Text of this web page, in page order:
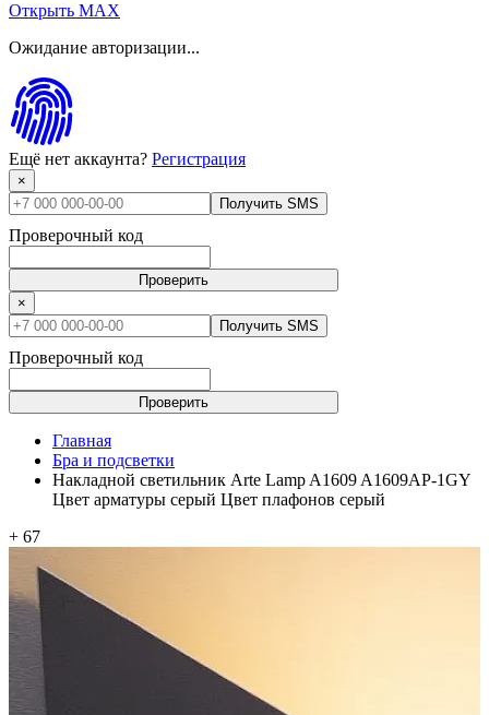
Открыть MAX
Ожидание авторизации...
Ещё нет аккаунта? Регистрация
×
Получить SMS
Проверочный код
Проверить
×
Получить SMS
Проверочный код
Проверить
Главная
Бра и подсветки
Накладной светильник Arte Lamp A1609 A1609AP-1GY
Цвет арматуры серый Цвет плафонов серый
+ 67